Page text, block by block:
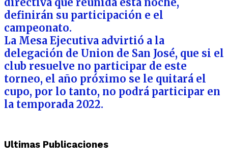
definirán su participación e el
campeonato.
La Mesa Ejecutiva advirtió a la
delegación de Union de San José, que si el
club resuelve no participar de este
torneo, el año próximo se le quitará el
cupo, por lo tanto, no podrá participar en
la temporada 2022.
Ultimas Publicaciones